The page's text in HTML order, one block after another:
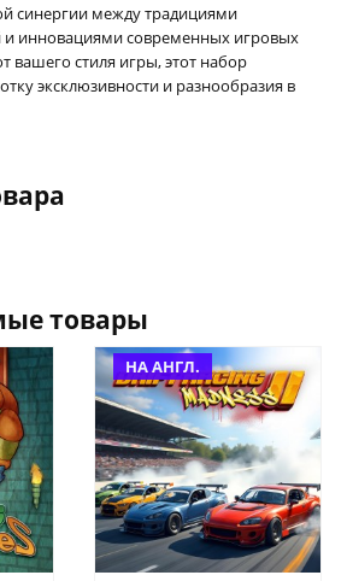
синергии между традициями
и инновациями современных игровых
вашего стиля игры, этот набор
эксклюзивности и разнообразия в
товары
НА АНГЛ.